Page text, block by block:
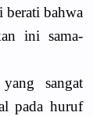
berati bahwa
ini sama-
sangat
pada huruf